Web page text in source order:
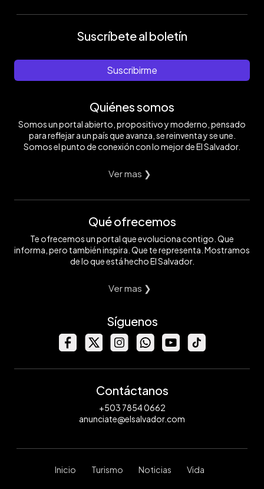
Suscríbete al boletín
Suscribirme
Quiénes somos
Somos un portal abierto, propositivo y moderno, pensado
para reflejar a un país que avanza, se reinventa y se une.
Somos el punto de conexión con lo mejor de El Salvador.
Ver mas ❯
Qué ofrecemos
Te ofrecemos un portal que evoluciona contigo. Que
informa, pero también inspira. Que te representa. Mostramos
de lo que está hecho El Salvador.
Ver mas ❯
Síguenos
Contáctanos
+503 7854 0662
anunciate@elsalvador.com
Inicio Turismo Noticias Vida